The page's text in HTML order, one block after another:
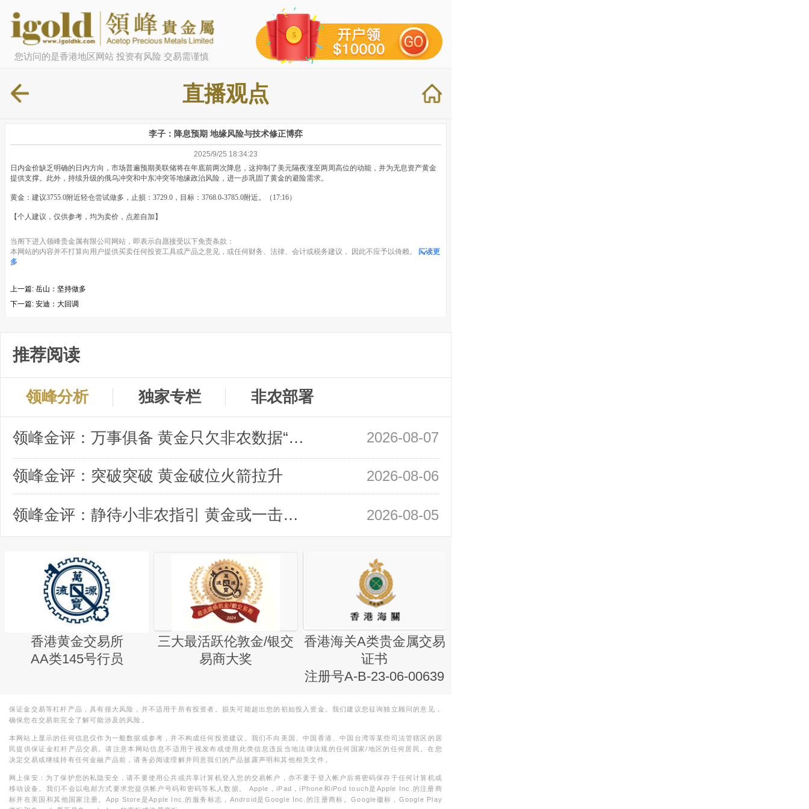
您访问的是香港地区网站 投资有风险 交易需谨慎
直播观点
李子：降息预期 地缘风险与技术修正博弈
2025/9/25 18:34:23
日内金价缺乏明确的日内方向，市场普遍预期美联储将在年底前两次降息，这抑制了美元隔夜涨至两周高位的动能，并为无息资产黄金
提供支撑。此外，持续升级的俄乌冲突和中东冲突等地缘政治风险，进一步巩固了黄金的避险需求。
黄金：建议3755.0附近轻仓尝试做多，止损：3729.0，目标：3768.0-3785.0附近。（17:16）
【个人建议，仅供参考，均为卖价，点差自加】
当阁下进入领峰贵金属有限公司网站，即表示自愿接受以下免责条款：
本网站的内容并不打算向用户提供买卖任何投资工具或产品之意见，或任何财务、法律、会计或税务建议， 因此不应予以倚赖。
阅读更
多
上一篇: 岳山：坚持做多
下一篇: 安迪：大回调
推荐阅读
领峰分析 独家专栏 非农部署
领峰金评：万事俱备 黄金只欠非农数据“东风” 2026-08-07
领峰金评：突破突破 黄金破位火箭拉升 2026-08-06
领峰金评：静待小非农指引 黄金或一击破局 2026-08-05
香港黄金交易所
AA类145号行员
三大最活跃伦敦金/银交
易商大奖
香港海关A类贵金属交易
证书
注册号A-B-23-06-00639
保证金交易等杠杆产品，具有很大风险，并不适用于所有投资者。损失可能超出您的初始投入资金。我们建议您征询独立顾问的意见，
确保您在交易前完全了解可能涉及的风险。
本网站上显示的任何信息仅作为一般数据或参考，并不构成任何投资建议。我们不向美国、中国香港、中国台湾等某些司法管辖区的居
民提供保证金杠杆产品交易。请注意本网站信息不适用于视发布或使用此类信息违反当地法律法规的任何国家/地区的任何居民。在您
决定交易或继续持有任何金融产品前，请务必阅读理解并同意我们的产品披露声明和其他相关文件。
网上保安：为了保护您的私隐安全，请不要使用公共或共享计算机登入您的交易帐户，亦不要于登入帐户后将密码保存于任何计算机或
移动设备。我们不会以电邮方式要求您提供帐户号码和密码等私人数据。 Apple，iPad，iPhone和iPod touch是Apple Inc.的注册商
标并在美国和其他国家注册。App Store是Apple Inc.的服务标志，Android是Google Inc.的注册商标。Google徽标，Google Play